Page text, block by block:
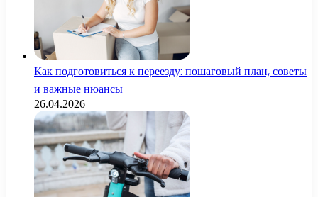
Как подготовиться к переезду: пошаговый план, советы
и важные нюансы
26.04.2026